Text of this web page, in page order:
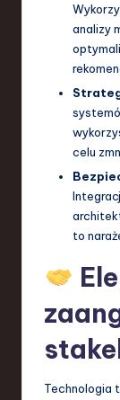
analizy
celu
to
Technologia